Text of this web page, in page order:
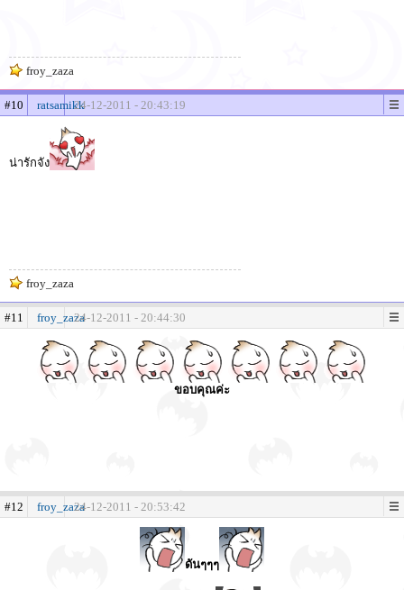
froy_zaza
#10 ratsamikk24-12-2011 - 20:43:19
น่ารักจัง
froy_zaza
#11 froy_zaza24-12-2011 - 20:44:30
ขอบคุณค่ะ
#12 froy_zaza24-12-2011 - 20:53:42
ดันๆๆๆ